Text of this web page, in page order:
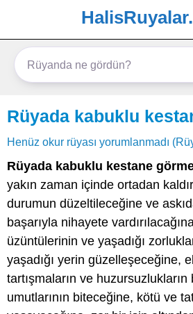
Rüyada kabuklu
Henüz okur rüyası yorumlanmadı
Rüyada kabuklu kestane
yakın zaman içinde ortadan
durumun düzeltileceğine ve
başarıyla nihayete
üzüntülerinin ve yaşadığı
yaşadığı yerin güzelleşeceğine,
tartışmaların ve
umutlarının biteceğine, kötü ve